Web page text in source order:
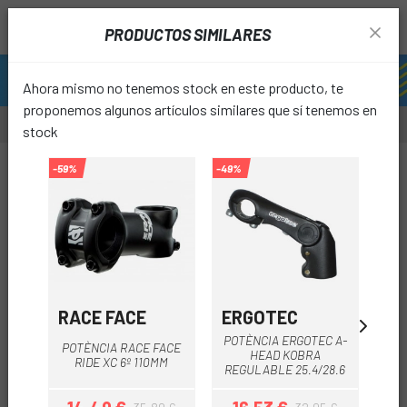
PRODUCTOS SIMILARES
Ahora mismo no tenemos stock en este producto, te
proponemos algunos artículos similares que sí tenemos en
stock
-59%
RACE FACE
POTÈNCIA RACE FACE
RIDE XC 6º 110MM
-49%
ERGOTEC
POTÈNCIA ERGOTEC A-
HEAD KOBRA
REGULABLE 25.4/28.6